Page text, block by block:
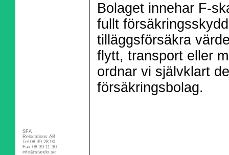
Bolaget innehar F-
fullt
tilläggsförsäkra
flytt, transport eller
ordnar vi självklart
försäkringsbolag.
SFA
Relocations AB
Tel 08-39 28 90
Fax 08-39 11 30
info@sfarelo.se